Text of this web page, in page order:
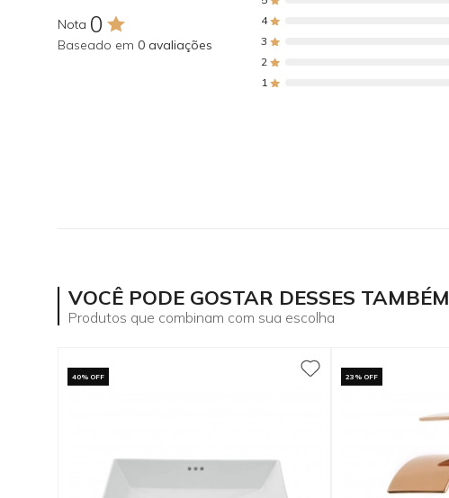
Nota 0
Baseado em0 avaliações
4
3
2
1
VOCÊ PODE GOSTAR DESSES TAMBÉM
Produtos que combinam com sua escolha
40% OFF 23% OFF